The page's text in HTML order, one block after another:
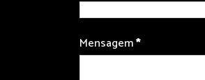
Mensagem*